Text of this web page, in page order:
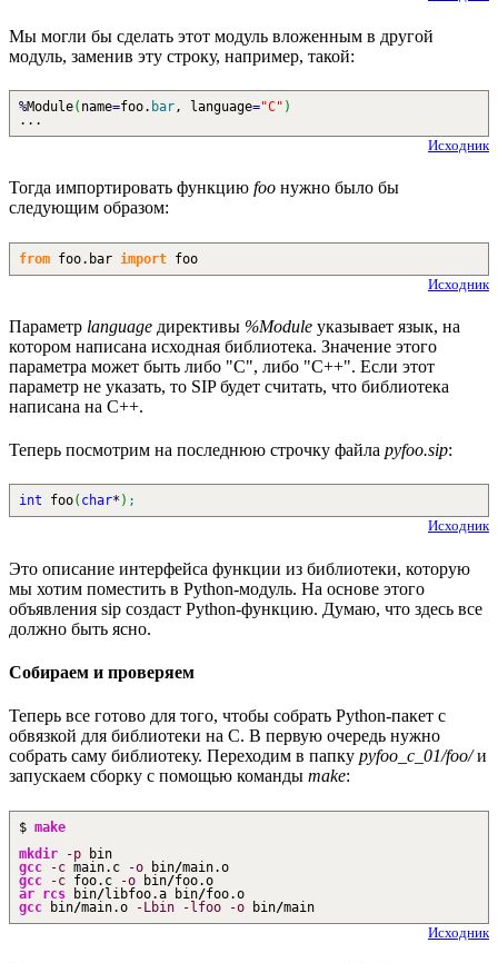
Мы могли бы сделать этот модуль вложенным в другой
модуль, заменив эту строку, например, такой:
%Module( name=foo. bar, language="C" )
...
Исходник
Тогда импортировать функцию foo нужно было бы
следующим образом:
from foo. bar import foo
Исходник
Параметр language директивы %Module указывает язык, на
котором написана исходная библиотека. Значение этого
параметра может быть либо "C", либо "C++". Если этот
параметр не указать, то SIP будет считать, что библиотека
написана на C++.
Теперь посмотрим на последнюю строчку файла pyfoo.sip:
int foo( char* ) ;
Исходник
Это описание интерфейса функции из библиотеки, которую
мы хотим поместить в Python-модуль. На основе этого
объявления sip создаст Python-функцию. Думаю, что здесь все
должно быть ясно.
Собираем и проверяем
Теперь все готово для того, чтобы собрать Python-пакет с
обвязкой для библиотеки на C. В первую очередь нужно
собрать саму библиотеку. Переходим в папку pyfoo_c_01/foo/и
запускаем сборку с помощью команды make:
$ make
mkdir
-p bin
gcc
-c main.c -o bin/main.o
gcc
-c foo.c -o bin/foo.o
ar rcs bin/libfoo.a bin/foo.o
gcc bin/main.o -Lbin -lfoo -o bin/main
Исходник